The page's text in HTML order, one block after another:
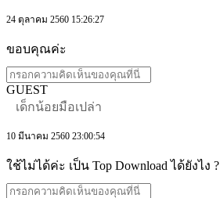
24 ตุลาคม 2560 15:26:27
ขอบคุณค่ะ
GUEST
เด็กน้อยมือเปล่า
10 มีนาคม 2560 23:00:54
ใช้ไม่ได้ค่ะ เป็น Top Download ได้ยังไง ?